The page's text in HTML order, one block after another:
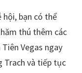
hội, bạn có thể
thú thêm các
Vegas ngay
Trach và tiếp tục